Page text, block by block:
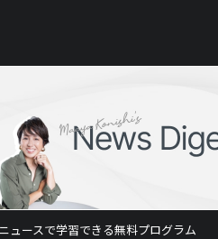
ュースで学習できる無料プログラム